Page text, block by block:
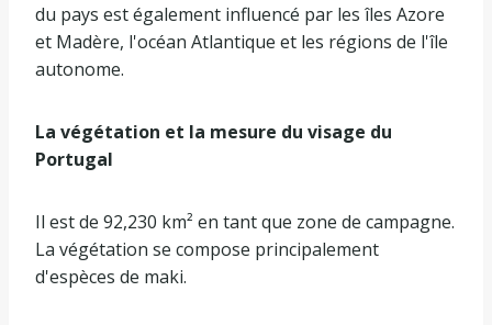
du pays est également influencé par les îles Azore
et Madère, l'océan Atlantique et les régions de l'île
autonome.
La végétation et la mesure du visage du
Portugal
Il est de 92,230 km² en tant que zone de campagne.
La végétation se compose principalement
d'espèces de maki.